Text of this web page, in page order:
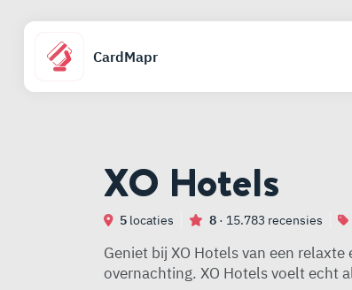
CardMapr
XO Hotels
5 locaties 8 · 15.783 recensies
Geniet bij XO Hotels van een relaxte
overnachting. XO Hotels voelt echt